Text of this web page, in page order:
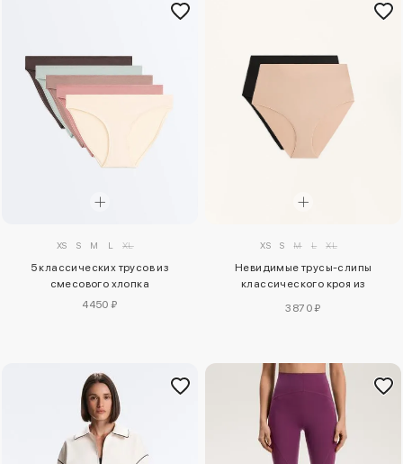
XS S M L XL
5 классических трусов из
смесового хлопка
4450 ₽
XS S M L XL
Невидимые трусы-слипы
классического кроя из
3870 ₽